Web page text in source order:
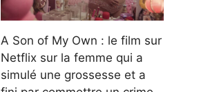
A Son of My Own : le film sur
Netflix sur la femme qui a
simulé une grossesse et a